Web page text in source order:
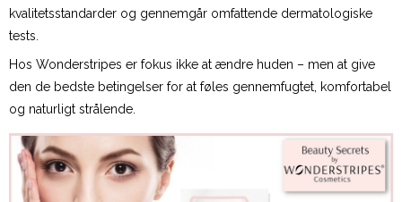
kvalitetsstandarder og gennemgår omfattende dermatologiske
tests.
Hos Wonderstripes er fokus ikke at ændre huden – men at give
den de bedste betingelser for at føles gennemfugtet, komfortabel
og naturligt strålende.